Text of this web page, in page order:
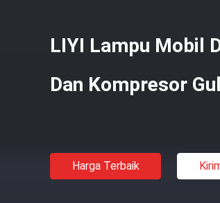
LIYI Lampu Mobil
Dan Kompresor
Harga Terbaik